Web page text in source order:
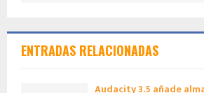
ENTRADAS RELACIONADAS
Audacity 3.5 añade